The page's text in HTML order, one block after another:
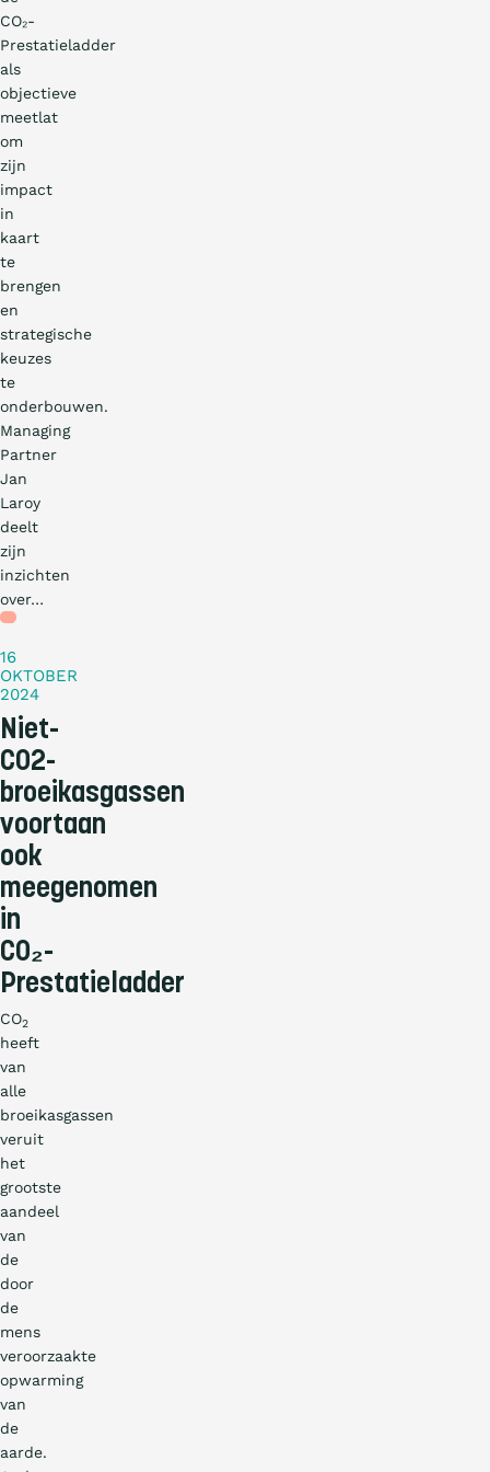
CO₂-
Prestatieladder
als
objectieve
meetlat
om
zijn
impact
in
kaart
te
brengen
en
strategische
keuzes
te
onderbouwen.
Managing
Partner
Jan
Laroy
deelt
zijn
inzichten
over…
Blog
16
OKTOBER
2024
Niet-
CO2-
broeikasgassen
voortaan
ook
meegenomen
in
CO₂-
Prestatieladder
CO2
heeft
van
alle
broeikasgassen
veruit
het
grootste
aandeel
van
de
door
de
mens
veroorzaakte
opwarming
van
de
aarde.